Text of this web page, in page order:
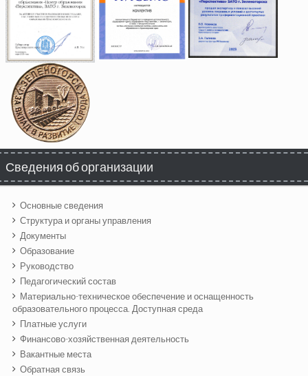
Сведения об организации
Основные сведения
Структура и органы управления
Документы
Образование
Руководство
Педагогический состав
Материально-техническое обеспечение и оснащенность
образовательного процесса. Доступная среда
Платные услуги
Финансово-хозяйственная деятельность
Вакантные места
Обратная связь